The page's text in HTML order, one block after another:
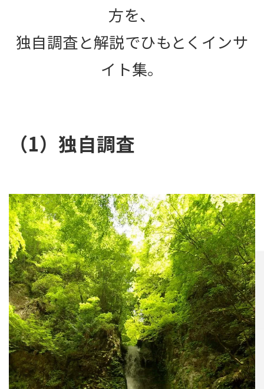
方を、
独自調査と解説でひもとくインサ
イト集。
（1）独自調査